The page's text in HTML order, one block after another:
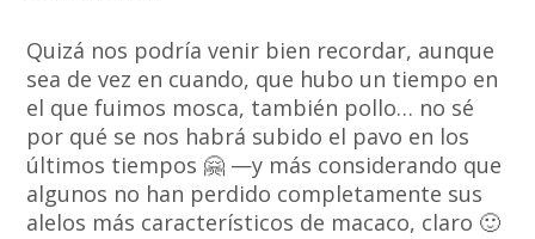
Quizá nos podría venir bien recordar, aunque
sea de vez en cuando, que hubo un tiempo en
el que fuimos mosca, también pollo… no sé
por qué se nos habrá subido el pavo en los
últimos tiempos 🤗 —y más considerando que
algunos no han perdido completamente sus
alelos más característicos de macaco, claro 🙂